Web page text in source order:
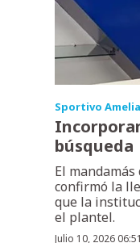
Sportivo
búsqueda
El
confirmó la
que la
el plantel.
Julio 10, 2026